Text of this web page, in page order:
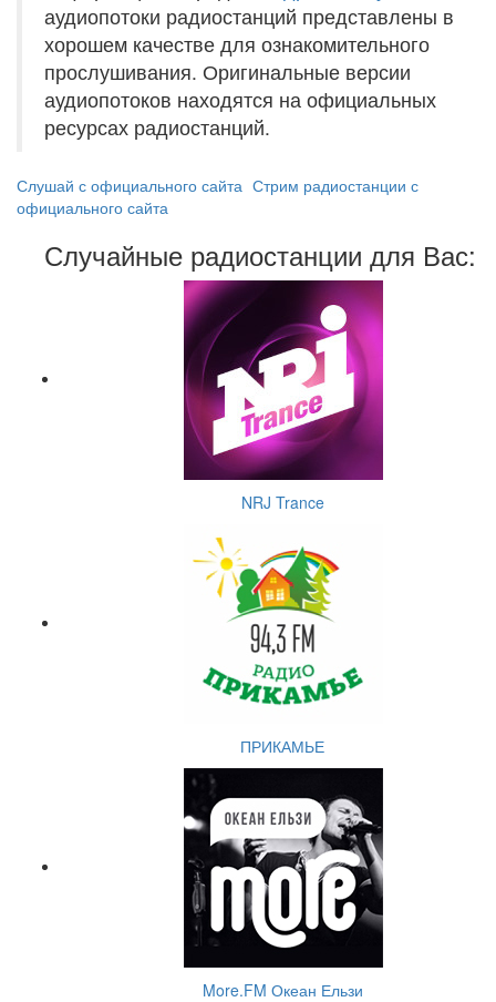
аудиопотоки радиостанций представлены в
хорошем качестве для ознакомительного
прослушивания. Оригинальные версии
аудиопотоков находятся на официальных
ресурсах радиостанций.
Слушай с официального сайта Стрим радиостанции с
официального сайта
Случайные радиостанции для Вас:
NRJ Trance
ПРИКАМЬЕ
More.FM Океан Ельзи